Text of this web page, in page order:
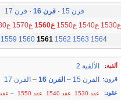
قرن 15 · قرن 16 · قرن 17
ع1530 ع1540 ع1550 ع1560 ع1570 ع1580
1559 1560 1561 1562 1563 1564
ألفية: الألفية 2
قرون: القرن 15 – القرن 16 – القرن 17
عقود: عقد 1530 عقد 1540 عقد 1550 – عقد 1560